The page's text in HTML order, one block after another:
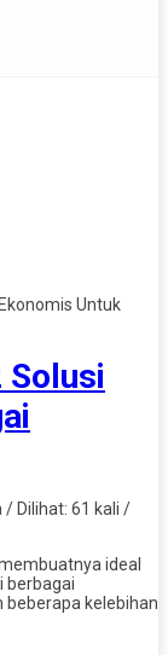
Untuk
Solusi
/ Dilihat: 61 kali /
ideal
berbagai
beberapa kelebihan